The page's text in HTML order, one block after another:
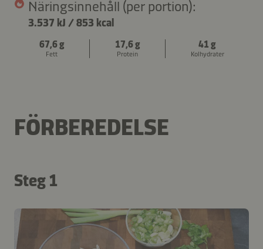
Näringsinnehåll (per portion):
3.537 kJ /853 kcal
67,6 g
Fett
17,6 g
Protein
41 g
Kolhydrater
FÖRBEREDELSE
Steg 1